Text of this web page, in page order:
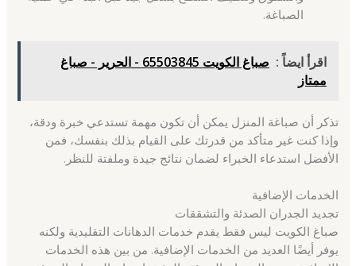
الصباغة.
اقرأ ايضاً :
صباغ الكويت 65503845 - الحرير - صباغ
ممتاز
تذكر أن صباغة المنزل يمكن أن تكون مهمة تستدعي خبرة ودقة،
وإذا كنت غير متأكد من قدرتك على القيام بذلك بنفسك، فمن
الأفضل استدعاء الخبراء لضمان نتائج جيدة وملفتة للنظر.
الخدمات الإضافية
تجديد الجدران الصدئة والتشققات
صباغ الكويت ليس فقط يقدم خدمات الدهانات التقليدية ولكنه
يوفر أيضًا العديد من الخدمات الإضافية. من بين هذه الخدمات